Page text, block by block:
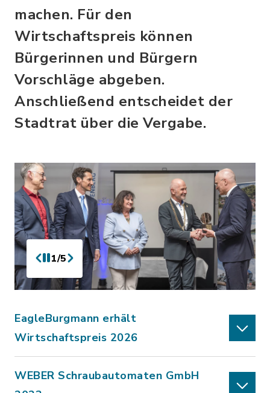
machen. Für den
Wirtschaftspreis können
Bürgerinnen und Bürgern
Vorschläge abgeben.
Anschließend entscheidet der
Stadtrat über die Vergabe.
1/5
EagleBurgmann erhält
Wirtschaftspreis 2026
WEBER Schraubautomaten GmbH